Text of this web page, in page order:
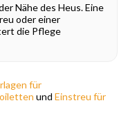
Nähe des Heus. Eine
oder einer
die Pflege
für
und Einstreu für